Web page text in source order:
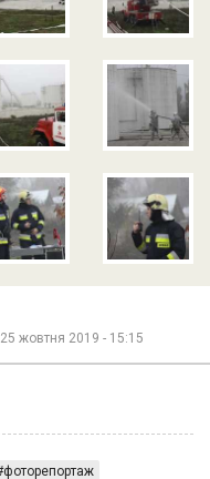
25 жовтня 2019 - 15:15
фоторепортаж